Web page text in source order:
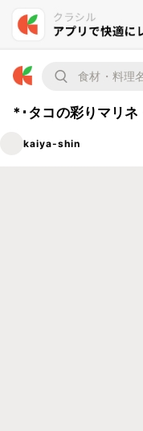
*･タコの彩りマリ
kaiya-shin